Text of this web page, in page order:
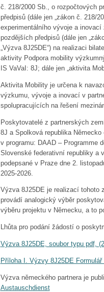
č. 218/2000 Sb., o rozpočtových
předpisů (dále jen „zákon č. 218/
experimentálního vývoje a
pozdějších předpisů (dále jen
„Výzva 8J25DE“) na realizaci
aktivity Podpora mobility
IS VaVaI: 8J; dále jen „aktivita
Aktivita Mobility je určena k
výzkumu, vývoje a inovací v
spolupracujících na řešení
Poskytovatelé z partnerských
8J a Spolková republika Německo
v programu: DAAD – Programme
Slovenské federativní republiky a
podepsané v Praze dne 2.
2025-2026.
Výzva 8J25DE je realizací tohoto
provádí analogický výběr
výběru projektu v Německu, a to
Lhůta pro podání žádostí o
Výzva 8J25DE, soubor typu pdf,
Příloha I. Výzvy 8J25DE
Výzva německého partnera je
Austauschdienst